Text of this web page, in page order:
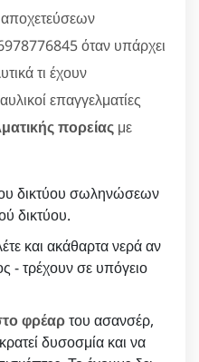
αποχετεύσεων
όταν υπάρχει
τι έχουν
επαγγελματίες
πορείας με
δικτύου σωληνώσεων
δικτύου.
και ακάθαρτα νερά αν
- τρέχουν σε υπόγειο
φρέαρτου ασανσέρ,
δυσοσμία και να